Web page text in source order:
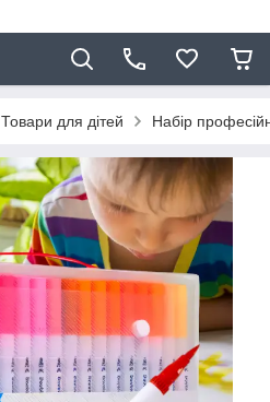
Товари для дітей Набір